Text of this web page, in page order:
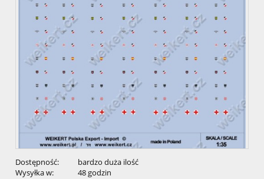
Dostępność:
bardzo duża ilość
Wysyłka w:
48 godzin